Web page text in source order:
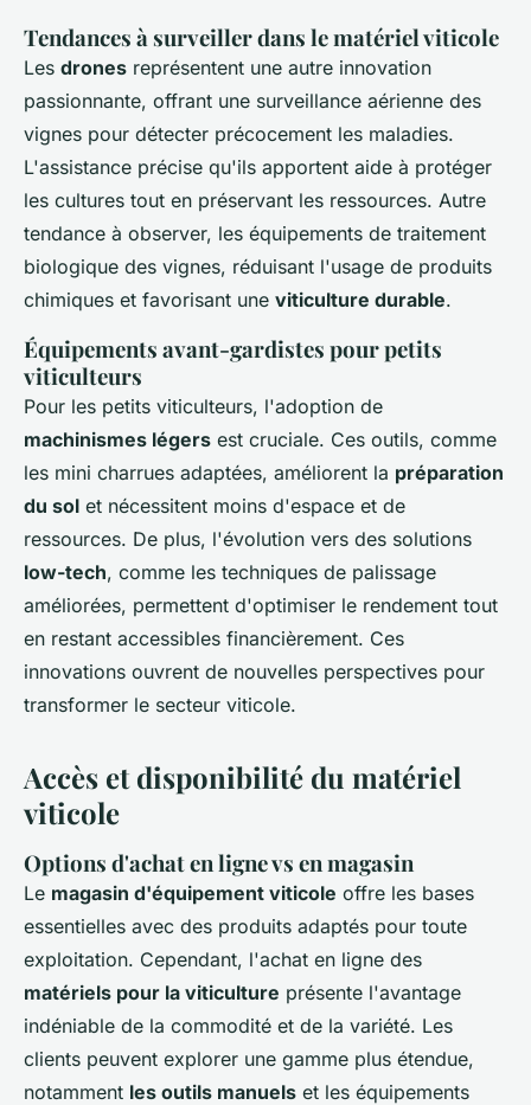
Tendances à surveiller dans le matériel viticole
Les drones représentent une autre innovation
passionnante, offrant une surveillance aérienne des
vignes pour détecter précocement les maladies.
L'assistance précise qu'ils apportent aide à protéger
les cultures tout en préservant les ressources. Autre
tendance à observer, les équipements de traitement
biologique des vignes, réduisant l'usage de produits
chimiques et favorisant une viticulture durable.
Équipements avant-gardistes pour petits
viticulteurs
Pour les petits viticulteurs, l'adoption de
machinismes légers est cruciale. Ces outils, comme
les mini charrues adaptées, améliorent la préparation
du sol et nécessitent moins d'espace et de
ressources. De plus, l'évolution vers des solutions
low-tech, comme les techniques de palissage
améliorées, permettent d'optimiser le rendement tout
en restant accessibles financièrement. Ces
innovations ouvrent de nouvelles perspectives pour
transformer le secteur viticole.
Accès et disponibilité du matériel
viticole
Options d'achat en ligne vs en magasin
Le magasin d'équipement viticole offre les bases
essentielles avec des produits adaptés pour toute
exploitation. Cependant, l'achat en ligne des
matériels pour la viticulture présente l'avantage
indéniable de la commodité et de la variété. Les
clients peuvent explorer une gamme plus étendue,
notamment les outils manuels et les équipements